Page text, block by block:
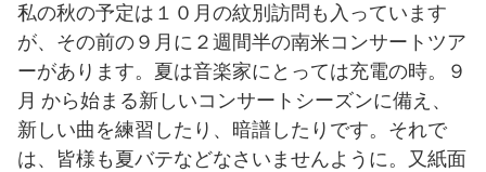
私の秋の予定は１０月の紋別訪問も入っています
が、その前の９月に２週間半の南米コンサートツア
ーがあります。夏は音楽家にとっては充電の時。９
月 から始まる新しいコンサートシーズンに備え、
新しい曲を練習したり、暗譜したりです。それで
は、皆様も夏バテなどなさいませんように。又紙面